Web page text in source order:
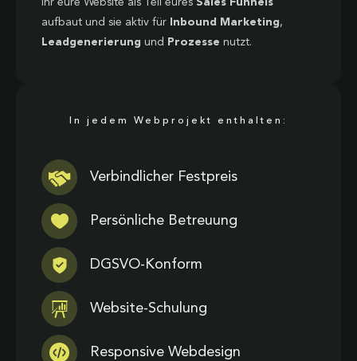
ihr eure Website als Teil eures Sales Funnels
aufbaut und sie aktiv für
Inbound Marketing,
Leadgenerierung und Prozesse nutzt.
In jedem Webprojekt enthalten:
Verbindlicher Festpreis
Persönliche Betreuung
DGSVO-Konform
Website-Schulung
Responsive Webdesign